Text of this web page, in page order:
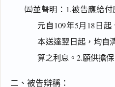
㈤並聲明：1.被告應給付
元自109年5月18日
本送達翌日起，均自
算之利息。2.願供擔
二、被告辯稱：